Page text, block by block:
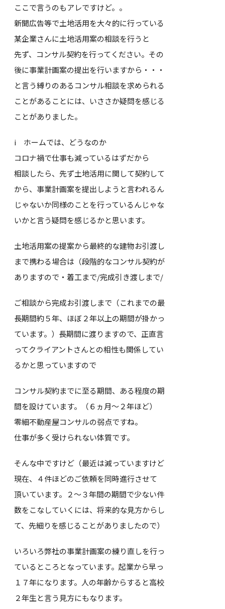
ここで言うのもアレですけど。。
新聞広告等で土地活用を大々的に行っている
某企業さんに土地活用案の相談を行うと
先ず、コンサル契約を行ってください。その
後に事業計画案の提出を行いますから・・・
と言う縛りのあるコンサル相談を求められる
ことがあることには、いささか疑問を感じる
ことがありました。
i ホームでは、どうなのか
コロナ禍で仕事も減っているはずだから
相談したら、先ず土地活用に関して契約して
から、事業計画案を提出しようと言われるん
じゃないか同様のことを行っているんじゃな
いかと言う疑問を感じるかと思います。
土地活用案の提案から最終的な建物お引渡し
まで携わる場合は（段階的なコンサル契約が
ありますので・着工まで/完成引き渡しまで/
ご相談から完成お引渡しまで（これまでの最
長期間約５年、ほぼ２年以上の期間が掛かっ
ています。）長期間に渡りますので、正直言
ってクライアントさんとの相性も関係してい
るかと思っていますので
コンサル契約までに至る期間、ある程度の期
間を設けています。（６ヵ月～２年ほど）
零細不動産屋コンサルの弱点ですね。
仕事が多く受けられない体質です。
そんな中ですけど（最近は減っていますけど
現在、４件ほどのご依頼を同時進行させて
頂いています。２～３年間の期間で少ない件
数をこなしていくには、将来的な見方からし
て、先細りを感じることがありましたので）
いろいろ弊社の事業計画案の練り直しを行っ
ているところとなっています。起業から早っ
１７年になります。人の年齢からすると高校
２年生と言う見方にもなります。